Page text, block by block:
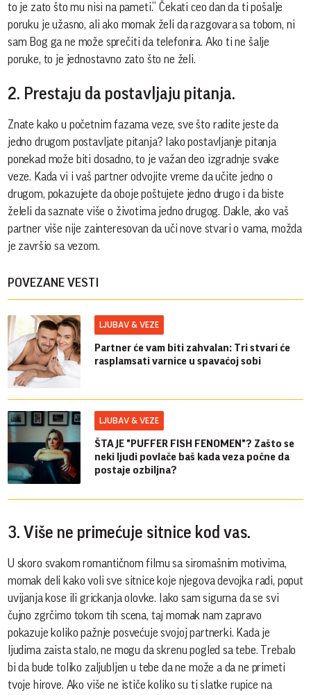
to je zato što mu nisi na pameti.“ Čekati ceo dan da ti pošalje
poruku je užasno, ali ako momak želi da razgovara sa tobom, ni
sam Bog ga ne može sprečiti da telefonira. Ako ti ne šalje
poruke, to je jednostavno zato što ne želi.
2. Prestaju da postavljaju pitanja.
Znate kako u početnim fazama veze, sve što radite jeste da
jedno drugom postavljate pitanja? Iako postavljanje pitanja
ponekad može biti dosadno, to je važan deo izgradnje svake
veze. Kada vi i vaš partner odvojite vreme da učite jedno o
drugom, pokazujete da oboje poštujete jedno drugo i da biste
želeli da saznate više o životima jedno drugog. Dakle, ako vaš
partner više nije zainteresovan da uči nove stvari o vama, možda
je završio sa vezom.
POVEZANE VESTI
LJUBAV & VEZE
Partner će vam biti zahvalan: Tri stvari će
rasplamsati varnice u spavaćoj sobi
LJUBAV & VEZE
ŠTA JE "PUFFER FISH FENOMEN"? Zašto se
neki ljudi povlače baš kada veza počne da
postaje ozbiljna?
3. Više ne primećuje sitnice kod vas.
U skoro svakom romantičnom filmu sa siromašnim motivima,
momak deli kako voli sve sitnice koje njegova devojka radi, poput
uvijanja kose ili grickanja olovke. Iako sam sigurna da se svi
čujno zgrčimo tokom tih scena, taj momak nam zapravo
pokazuje koliko pažnje posvećuje svojoj partnerki. Kada je
ljudima zaista stalo, ne mogu da skrenu pogled sa tebe. Trebalo
bi da bude toliko zaljubljen u tebe da ne može a da ne primeti
tvoje hirove. Ako više ne ističe koliko su ti slatke rupice na